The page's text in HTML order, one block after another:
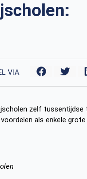
VIA
zelf
als enkele grote